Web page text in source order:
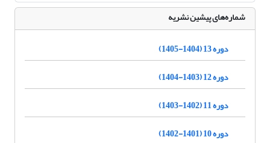
شماره‌های پیشین نشریه
دوره 13 (1404-1405)
دوره 12 (1403-1404)
دوره 11 (1402-1403)
دوره 10 (1401-1402)